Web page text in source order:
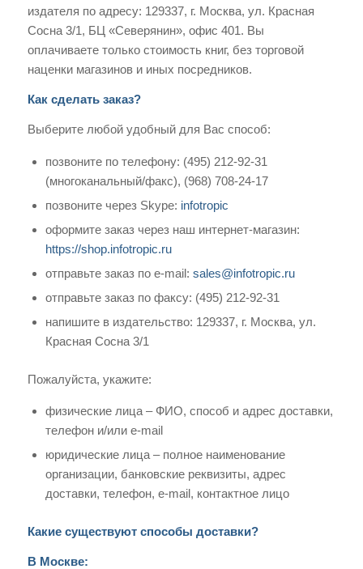
издателя по адресу: 129337, г. Москва, ул. Красная
Сосна 3/1, БЦ «Северянин», офис 401. Вы
оплачиваете только стоимость книг, без торговой
наценки магазинов и иных посредников.
Как сделать заказ?
Выберите любой удобный для Вас способ:
позвоните по телефону: (495) 212-92-31
(многоканальный/факс), (968) 708-24-17
позвоните через Skype: infotropic
оформите заказ через наш интернет-магазин:
https://shop.infotropic.ru
отправьте заказ по e-mail: sales@infotropic.ru
отправьте заказ по факсу: (495) 212-92-31
напишите в издательство: 129337, г. Москва, ул.
Красная Сосна 3/1
Пожалуйста, укажите:
физические лица – ФИО, способ и адрес доставки,
телефон и/или e-mail
юридические лица – полное наименование
организации, банковские реквизиты, адрес
доставки, телефон, e-mail, контактное лицо
Какие существуют способы доставки?
В Москве: